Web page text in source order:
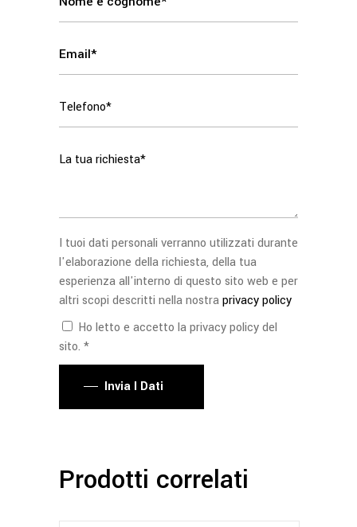
I tuoi dati personali verranno utilizzati durante
l'elaborazione della richiesta, della tua
esperienza all'interno di questo sito web e per
altri scopi descritti nella nostraprivacy policy
Ho letto e accetto la privacy policy del
sito. *
Invia I Dati
Prodotti correlati